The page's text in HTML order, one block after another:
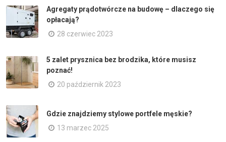
Agregaty prądotwórcze na budowę – dlaczego się
opłacają?
28 czerwiec 2023
5 zalet prysznica bez brodzika, które musisz
poznać!
20 październik 2023
Gdzie znajdziemy stylowe portfele męskie?
13 marzec 2025